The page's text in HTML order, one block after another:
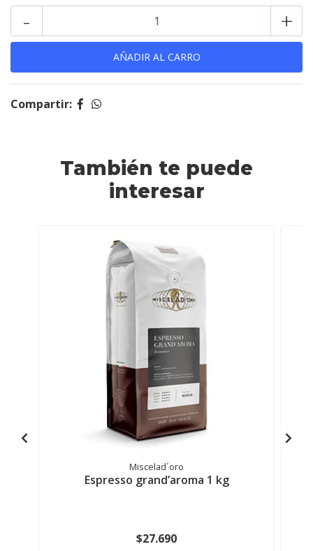
+
-
Compartir:
También te puede
interesar
Miscelad´oro
Espresso grand’aroma 1 kg
$27.690